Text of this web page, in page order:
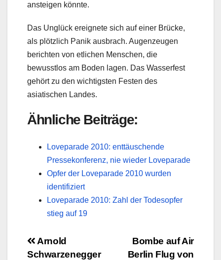
ansteigen könnte.
Das Unglück ereignete sich auf einer Brücke,
als plötzlich Panik ausbrach. Augenzeugen
berichten von etlichen Menschen, die
bewusstlos am Boden lagen. Das Wasserfest
gehört zu den wichtigsten Festen des
asiatischen Landes.
Ähnliche Beiträge:
Loveparade 2010: enttäuschende
Pressekonferenz, nie wieder Loveparade
Opfer der Loveparade 2010 wurden
identifiziert
Loveparade 2010: Zahl der Todesopfer
stieg auf 19
BeitragsnavigationBombe auf Air
Berlin Flug von
Arnold
Schwarzenegger